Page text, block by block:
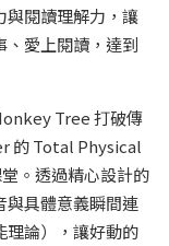
與閱讀理解力，讓
、愛上閱讀，達到
Tree 打破傳
的 Total Physical
。透過精心設計的
與具體意義瞬間連
理論），讓好動的